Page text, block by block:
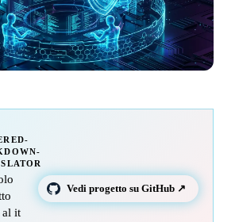
al it
Vedi progetto su GitHub ↗